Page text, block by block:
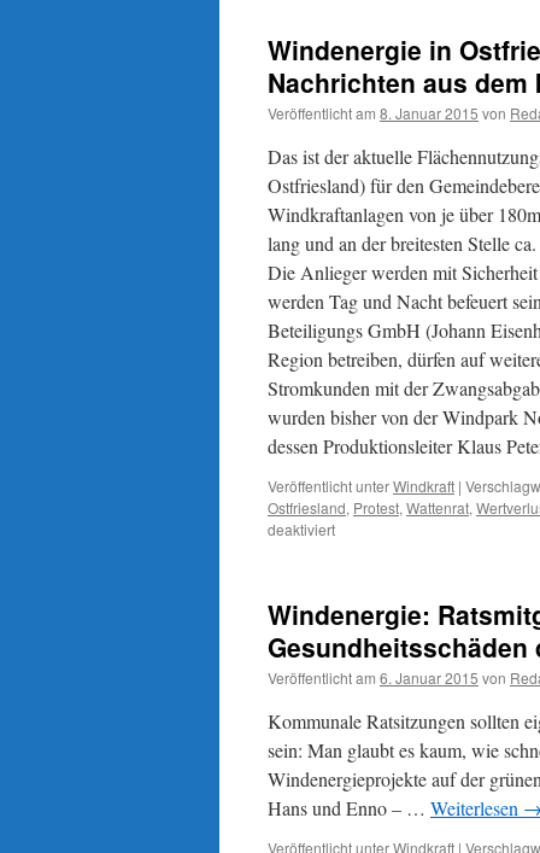
Windenergie in
Nachrichten aus
Veröffentlicht am 8. Januar 2015 von
Das ist der aktuelle
Ostfriesland) für den
Windkraftanlagen von je über
lang und an der breitesten Stelle
Die Anlieger werden mit
werden Tag und Nacht befeuert
Beteiligungs GmbH (Johann
Region betreiben, dürfen auf
Stromkunden mit der
wurden bisher von der Windpark
dessen Produktionsleiter Klaus
Veröffentlicht unterWindkraft |
Ostfriesland, Protest, Wattenrat,
deaktiviertfür
„Wohnnutzung
wird
aufgegeben“,
Nachrichten
dem
kommunalen
Sumpf
Windenergie:
Veröffentlicht am 6. Januar 2015 von
Kommunale Ratsitzungen sollten
sein: Man glaubt es kaum, wie
Windenergieprojekte auf der
Hans und Enno – … Weiterlesen →
Veröffentlicht unterWindkraft |